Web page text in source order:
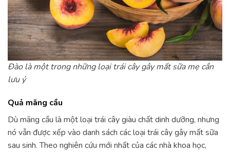
Đào là một trong những loại trái cây gây mất sữa mẹ cần
lưu ý
Quả mãng cầu
Dù mãng cầu là một loại trái cây giàu chất dinh dưỡng, nhưng
nó vẫn được xếp vào danh sách các loại trái cây gây mất sữa
sau sinh. Theo nghiên cứu mới nhất của các nhà khoa học,